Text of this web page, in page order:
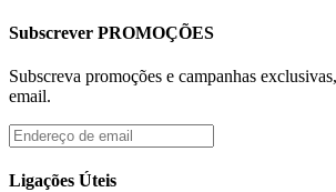
Subscrever PROMOÇÕES
Subscreva promoções e campanhas
email.
Endereço
de
email
Ligações Úteis